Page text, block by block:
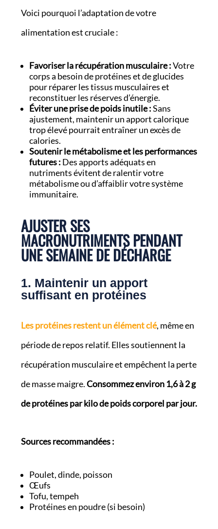
Voici pourquoi l’adaptation de votre
alimentation est cruciale :
Favoriser la récupération musculaire :Votre
corps a besoin de protéines et de glucides
pour réparer les tissus musculaires et
reconstituer les réserves d’énergie.
Éviter une prise de poids inutile :Sans
ajustement, maintenir un apport calorique
trop élevé pourrait entraîner un excès de
calories.
Soutenir le métabolisme et les performances
futures : Des apports adéquats en
nutriments évitent de ralentir votre
métabolisme ou d’affaiblir votre système
immunitaire.
AJUSTER SES
MACRONUTRIMENTS PENDANT
UNE SEMAINE DE DÉCHARGE
1. Maintenir un apport
suffisant en protéines
Les protéines restent un élément clé, même en
période de repos relatif. Elles soutiennent la
récupération musculaire et empêchent la perte
de masse maigre.Consommez environ 1,6 à 2 g
de protéines par kilo de poids corporel par jour.
Sources recommandées :
Poulet, dinde, poisson
Œufs
Tofu, tempeh
Protéines en poudre (si besoin)